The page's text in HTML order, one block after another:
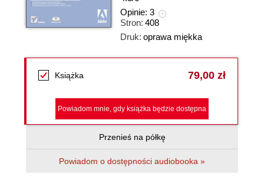
Opinie: 3
Stron: 408
Druk: oprawa miękka
Książka 79,00 zł
Powiadom mnie, gdy książka będzie dostępna
Przenieś na półkę
Powiadom o dostępności audiobooka »